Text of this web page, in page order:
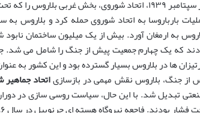
بارباروسا به اتحاد شوروی حمله کرد و بلاروس
که یک چهارم جمعیت پیش از جنگ را شامل می شد.
ها در بلاروس بسیار گسترده بود و این کشور به
از جنگ، بلاروس نقش مهمی در بازسازیاتحاد
تبدیل شد. با این حال، سیاست روسی سازی در